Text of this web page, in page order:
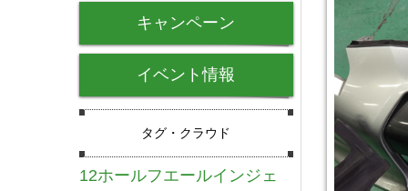
キャンペーン
イベント情報
タグ・クラウド
12ホールフエールインジェ